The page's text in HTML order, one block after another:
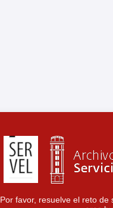
Por favor, resuelve el reto